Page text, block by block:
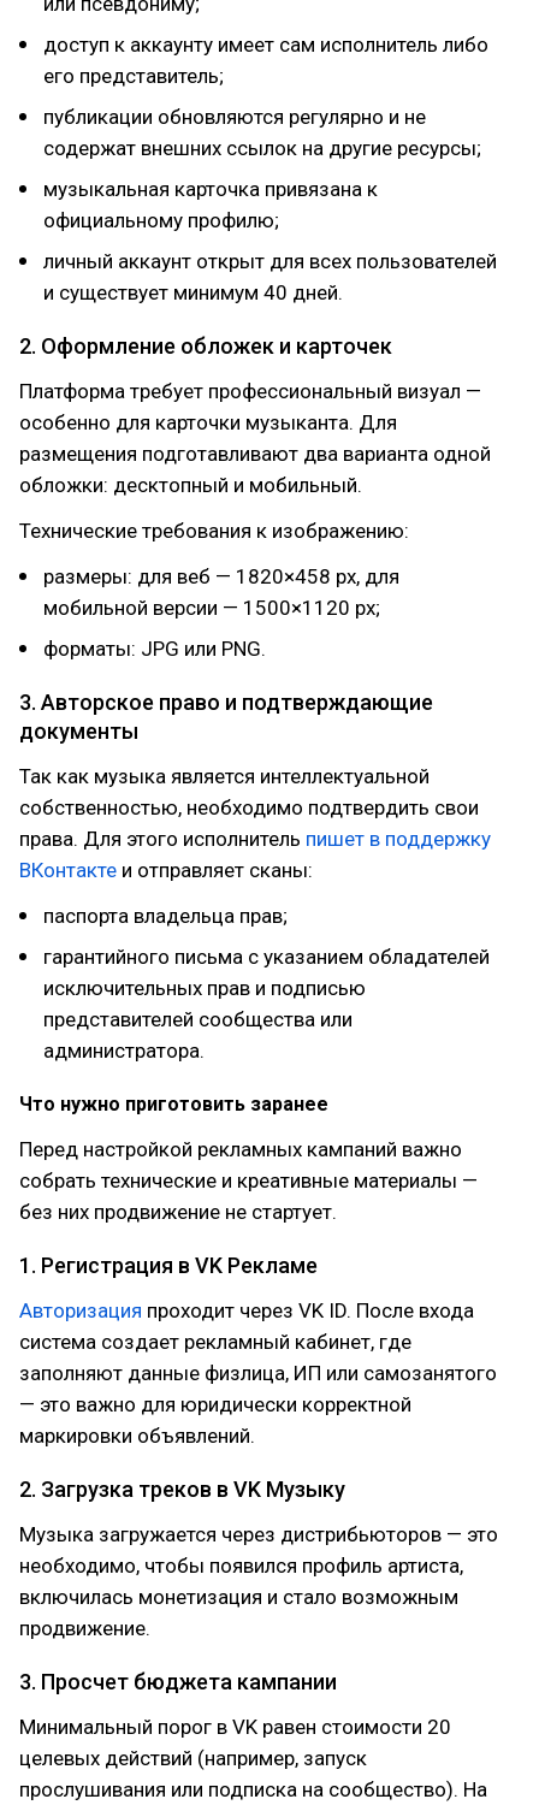
доступ к аккаунту имеет сам исполнитель либо
его представитель;
публикации обновляются регулярно и не
содержат внешних ссылок на другие ресурсы;
музыкальная карточка привязана к
официальному профилю;
личный аккаунт открыт для всех пользователей
и существует минимум 40 дней.
2. Оформление обложек и карточек
Платформа требует профессиональный визуал —
особенно для карточки музыканта. Для
размещения подготавливают два варианта одной
обложки: десктопный и мобильный.
Технические требования к изображению:
размеры: для веб — 1820×458 px, для
мобильной версии — 1500×1120 px;
форматы: JPG или PNG.
3. Авторское право и подтверждающие
документы
Так как музыка является интеллектуальной
собственностью, необходимо подтвердить свои
права. Для этого исполнитель пишет в поддержку
ВКонтакте и отправляет сканы:
паспорта владельца прав;
гарантийного письма с указанием обладателей
исключительных прав и подписью
представителей сообщества или
администратора.
Что нужно приготовить заранее
Перед настройкой рекламных кампаний важно
собрать технические и креативные материалы —
без них продвижение не стартует.
1. Регистрация в VK Рекламе
Авторизация проходит через VK ID. После входа
система создает рекламный кабинет, где
заполняют данные физлица, ИП или самозанятого
— это важно для юридически корректной
маркировки объявлений.
2. Загрузка треков в VK Музыку
Музыка загружается через дистрибьюторов — это
необходимо, чтобы появился профиль артиста,
включилась монетизация и стало возможным
продвижение.
3. Просчет бюджета кампании
Минимальный порог в VK равен стоимости 20
целевых действий (например, запуск
прослушивания или подписка на сообщество). На